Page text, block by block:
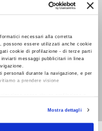
necessari alla corretta
possono essere utilizzati anche cookie
cookie di profilazione - di terze parti
messaggi pubblicitari in linea
personali durante la navigazione, e per
a prendere visione
RevocaMostra dettagli